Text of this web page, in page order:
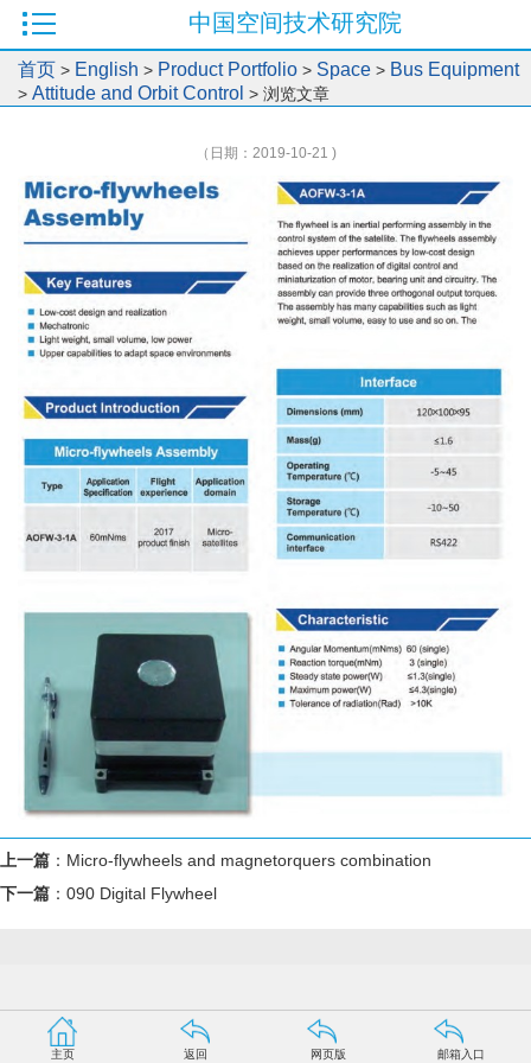
中国空间技术研究院
首页 > English > Product Portfolio > Space > Bus Equipment
> Attitude and Orbit Control > 浏览文章
（日期：2019-10-21 )
上一篇 ： Micro-flywheels and magnetorquers combination
下一篇 ： 090 Digital Flywheel
主页 返回 网页版 邮箱入口